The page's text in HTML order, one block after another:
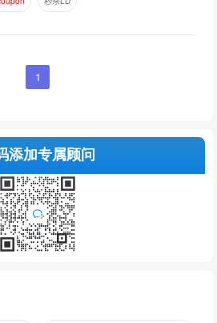
1
添加专属顾问